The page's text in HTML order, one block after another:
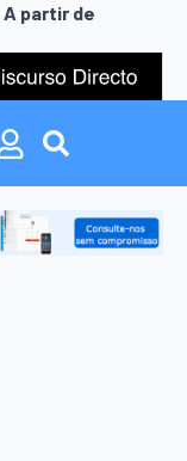
A partir de
Search
for:
Search